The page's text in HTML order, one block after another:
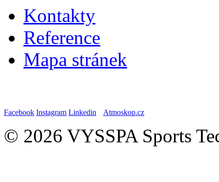
Kontakty
Reference
Mapa stránek
Facebook Instagram Linkedin Atmoskop.cz
© 2026 VYSSPA Sports